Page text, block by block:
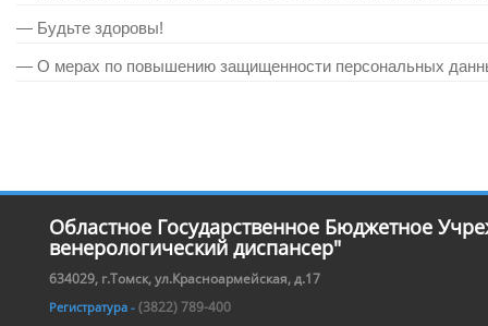
— Будьте здоровы!
— О мерах по повышению защищенности персональных
Областное Государственное Бюджетное
венерологический диспансер"
634029, г.Томск, ул.Красноармейская, д.17
Регистратура - (3822) 789-400